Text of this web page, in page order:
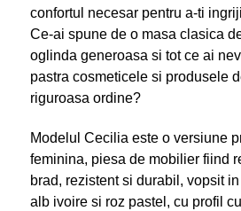
confortul necesar pentru a-ti
Ce-ai spune de o masa clasica
oglinda generoasa si tot ce ai
pastra cosmeticele si produsele
riguroasa ordine?
Modelul Cecilia este o versiune
feminina, piesa de mobilier fiind
brad, rezistent si durabil, vopsit
alb ivoire si roz pastel, cu profil